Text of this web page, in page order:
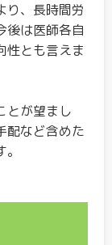
り、長時間労
後は医師各自
性とも言えま
とが望まし
配など含めた